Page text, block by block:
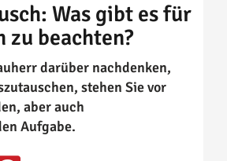
Was gibt es für
zu beachten?
darüber nachdenken,
stehen Sie vor
aber auch
Aufgabe.